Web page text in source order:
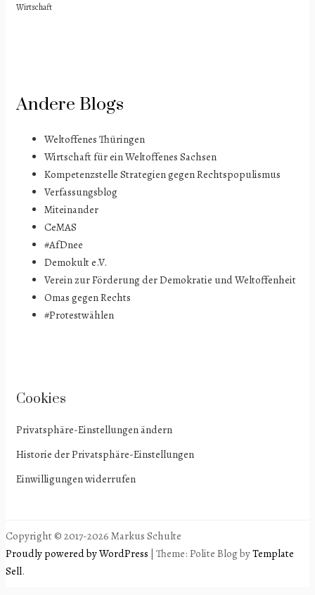
Wirtschaft
Andere Blogs
Weltoffenes Thüringen
Wirtschaft für ein Weltoffenes Sachsen
Kompetenzstelle Strategien gegen Rechtspopulismus
Verfassungsblog
Miteinander
CeMAS
#AfDnee
Demokult e.V.
Verein zur Förderung der Demokratie und Weltoffenheit
Omas gegen Rechts
#Protestwählen
Cookies
Privatsphäre-Einstellungen ändern
Historie der Privatsphäre-Einstellungen
Einwilligungen widerrufen
Copyright © 2017-2026 Markus Schulte
Proudly powered by WordPress | Theme: Polite Blog byTemplate
Sell.